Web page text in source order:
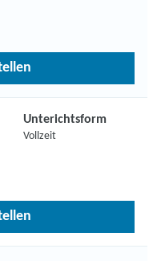
Unterichtsform
Vollzeit